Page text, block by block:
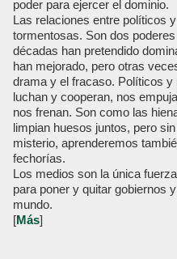
poder para ejercer el dominio.
Las relaciones entre políticos
tormentosas. Son dos
décadas han pretendido
han mejorado, pero otras
drama y el fracaso. Políticos
luchan y cooperan, nos
nos frenan. Son como las
limpian huesos juntos, pero
misterio, aprenderemos
fechorías.
Los medios son la única
para poner y quitar gobiernos
mundo.
[Más]